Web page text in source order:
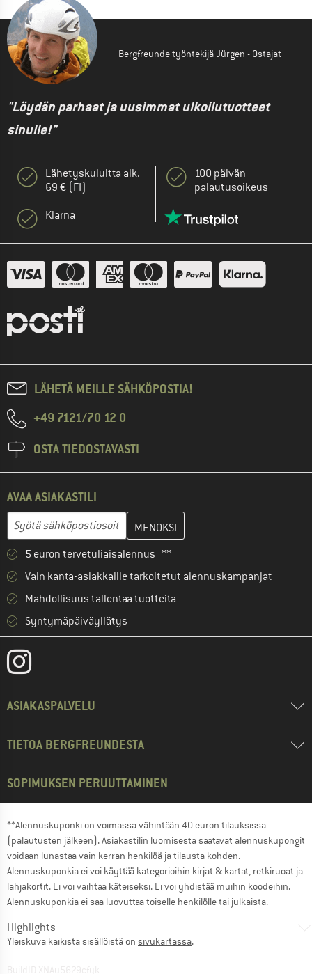
Bergfreunde työntekijä Jürgen - Ostajat
"Löydän parhaat ja uusimmat ulkoilutuotteet
sinulle!"
Lähetyskuluitta alk.
69 € (FI)
Klarna
100 päivän
palautusoikeus
LÄHETÄ MEILLE SÄHKÖPOSTIA!
+49 7121/70 12 0
OSTA TIEDOSTAVASTI
AVAA ASIAKASTILI
Sähköpostiosoite
Anna sähköpostiosoitteesi ja luo seuraavassa vaiheessa
5 euron tervetuliaisalennus **
Vain kanta-asiakkaille tarkoitetut alennuskampanjat
Mahdollisuus tallentaa tuotteita
Syntymäpäiväyllätys
ASIAKASPALVELU
TIETOA BERGFREUNDESTA
SOPIMUKSEN PERUUTTAMINEN
**Alennuskuponki on voimassa vähintään 40 euron tilauksissa
(palautusten jälkeen). Asiakastilin luomisesta saatavat alennuskupongit
voidaan lunastaa vain kerran henkilöä ja tilausta kohden.
Alennuskuponkia ei voi käyttää kategorioihin kirjat & kartat, retkiruoat ja
lahjakortit. Ei voi vaihtaa käteiseksi. Ei voi yhdistää muihin koodeihin.
Alennuskuponkia ei saa luovuttaa toiselle henkilölle tai julkaista.
Highlights
Yleiskuva kaikista sisällöistä on sivukartassa.